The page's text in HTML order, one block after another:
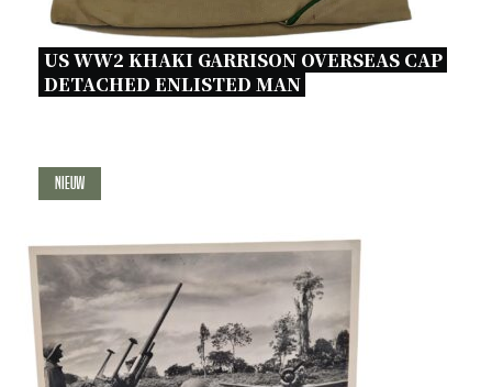
US WW2 KHAKI GARRISON OVERSEAS CAP
DETACHED ENLISTED MAN
Nieuw